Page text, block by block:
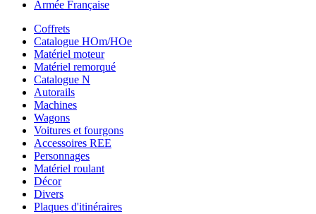
Armée Française
Coffrets
Catalogue HOm/HOe
Matériel moteur
Matériel remorqué
Catalogue N
Autorails
Machines
Wagons
Voitures et fourgons
Accessoires REE
Personnages
Matériel roulant
Décor
Divers
Plaques d'itinéraires